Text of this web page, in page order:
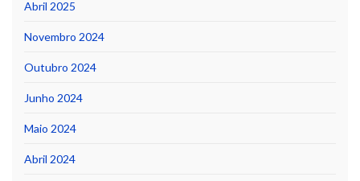
Abril 2025
Novembro 2024
Outubro 2024
Junho 2024
Maio 2024
Abril 2024